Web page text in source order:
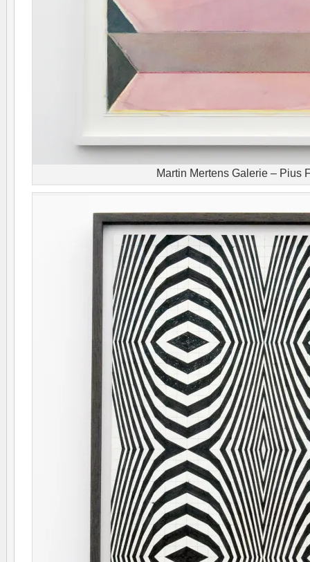
Martin Mertens Galerie – Pius